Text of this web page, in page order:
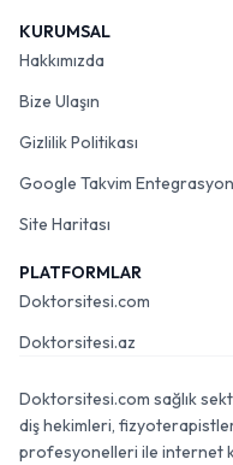
KURUMSAL
Hakkımızda
Bize Ulaşın
Gizlilik Politikası
Google Takvim
Site Haritası
PLATFORMLAR
Doktorsitesi.com
Doktorsitesi.az
Doktorsitesi.com sağlık
diş hekimleri,
profesyonelleri ile internet